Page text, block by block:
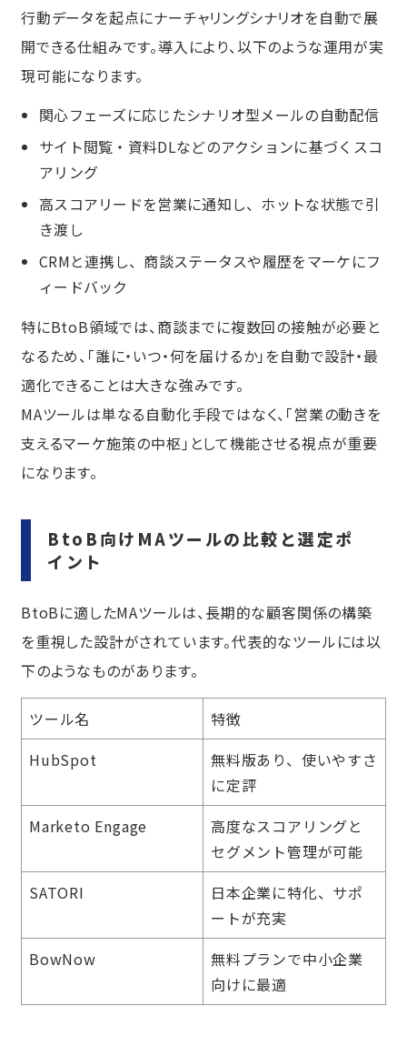
行動データを起点にナーチャリングシナリオを自動で展
開できる仕組みです。導入により、以下のような運用が実
現可能になります。
関心フェーズに応じたシナリオ型メールの自動配信
サイト閲覧・資料DLなどのアクションに基づくスコ
アリング
高スコアリードを営業に通知し、ホットな状態で引
き渡し
CRMと連携し、商談ステータスや履歴をマーケにフ
ィードバック
特にBtoB領域では、商談までに複数回の接触が必要と
なるため、「誰に・いつ・何を届けるか」を自動で設計・最
適化できることは大きな強みです。
MAツールは単なる自動化手段ではなく、「営業の動きを
支えるマーケ施策の中枢」として機能させる視点が重要
になります。
BtoB向けMAツールの比較と選定ポ
イント
BtoBに適したMAツールは、長期的な顧客関係の構築
を重視した設計がされています。代表的なツールには以
下のようなものがあります。
ツール名
特徴
HubSpot
無料版あり、使いやすさ
に定評
Marketo Engage
高度なスコアリングと
セグメント管理が可能
SATORI
日本企業に特化、サポ
ートが充実
BowNow
無料プランで中小企業
向けに最適